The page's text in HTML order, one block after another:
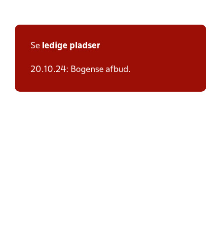
Se ledige pladser
20.10.24: Bogense afbud.